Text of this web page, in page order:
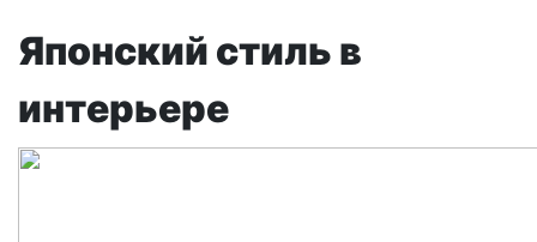
Японский стиль в
интерьере